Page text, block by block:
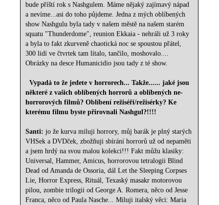
bude příští rok s Nashgulem. Máme nějaký zajímavý nápad
a nevíme...asi do toho půjdeme. Jedna z mých oblíbených
show Nashgulu byla tady v našem městě na našem starém
squatu "Thunderdome", reunion Ekkaia - nehráli už 3 roky
a byla to fakt zkurveně chaotická noc se spoustou přátel,
300 lidí ve čtvrtek tam lítalo, tančilo, moshovalo....
Obrázky na desce Humanicidio jsou tady z té show.
Vypadá to že jedete v horrorech... Takže...... jaké jsou
některé z vašich oblíbených horrorů a oblíbených ne-
horrorových filmů? Oblíbení režiséři/režisérky? Ke
kterému filmu byste přirovnali Nashgul?!!!!
Santi:jo že kurva miluji horrory, můj barák je plný starých
VHSek a DVDček, zbožňuji sbírání horrorů už od nepaměti
a jsem hrdý na svou malou kolekci!!! Fakt můžu klasiky:
Universal, Hammer, Amicus, horrorovou tetralogii Blind
Dead od Amanda de Ossoria, dál Let the Sleeping Corpses
Lie, Horror Express, Rituál, Texaský masakr motorovou
pilou, zombie trilogii od George A. Romera, něco od Jesse
Franca, něco od Paula Nasche... Miluji italský věci: Maria